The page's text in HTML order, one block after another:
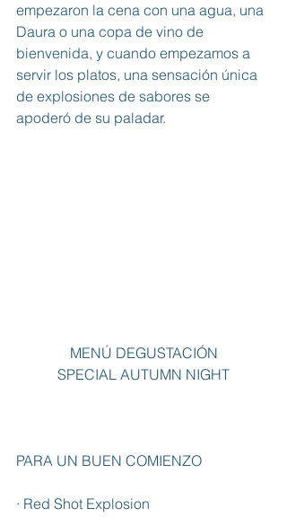
empezaron la cena con una agua, una
Daura o una copa de vino de
bienvenida, y cuando empezamos a
servir los platos, una sensación única
de explosiones de sabores se
apoderó de su paladar.
MENÚ DEGUSTACIÓN
SPECIAL AUTUMN NIGHT
PARA UN BUEN COMIENZO
· Red Shot Explosion